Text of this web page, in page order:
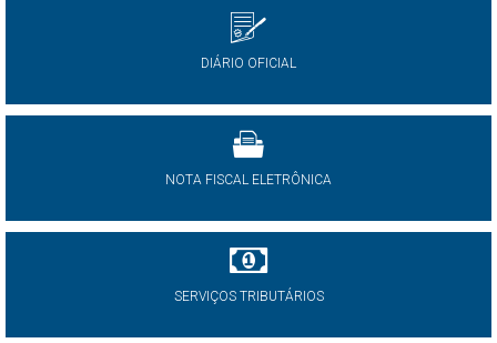
DIÁRIO OFICIAL
NOTA FISCAL ELETRÔNICA
SERVIÇOS TRIBUTÁRIOS